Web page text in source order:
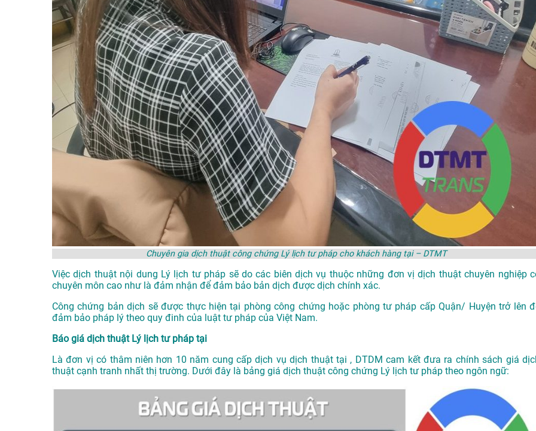
Chuyên gia dịch thuật công chứng Lý lịch tư pháp cho khách hàng tại – DTMT
Việc dịch thuật nội dung Lý lịch tư pháp sẽ do các biên dịch vụ thuộc những đơn vị dịch thuật chuyên nghiệp
chuyên môn cao như là đảm nhận để đảm bảo bản dịch được dịch chính xác.
Công chứng bản dịch sẽ được thực hiện tại phòng công chứng hoặc phòng tư pháp cấp Quận/ Huyện trở lên
đảm bảo pháp lý theo quy đinh của luật tư pháp của Việt Nam.
Báo giá dịch thuật Lý lịch tư pháp tại
Là đơn vị có thâm niên hơn 10 năm cung cấp dịch vụdịch thuật tại , DTDM cam kết đưa ra chính sách giá
thuật cạnh tranh nhất thị trường. Dưới đây là bảng giá dịch thuật công chứng Lý lịch tư pháp theo ngôn ngữ: